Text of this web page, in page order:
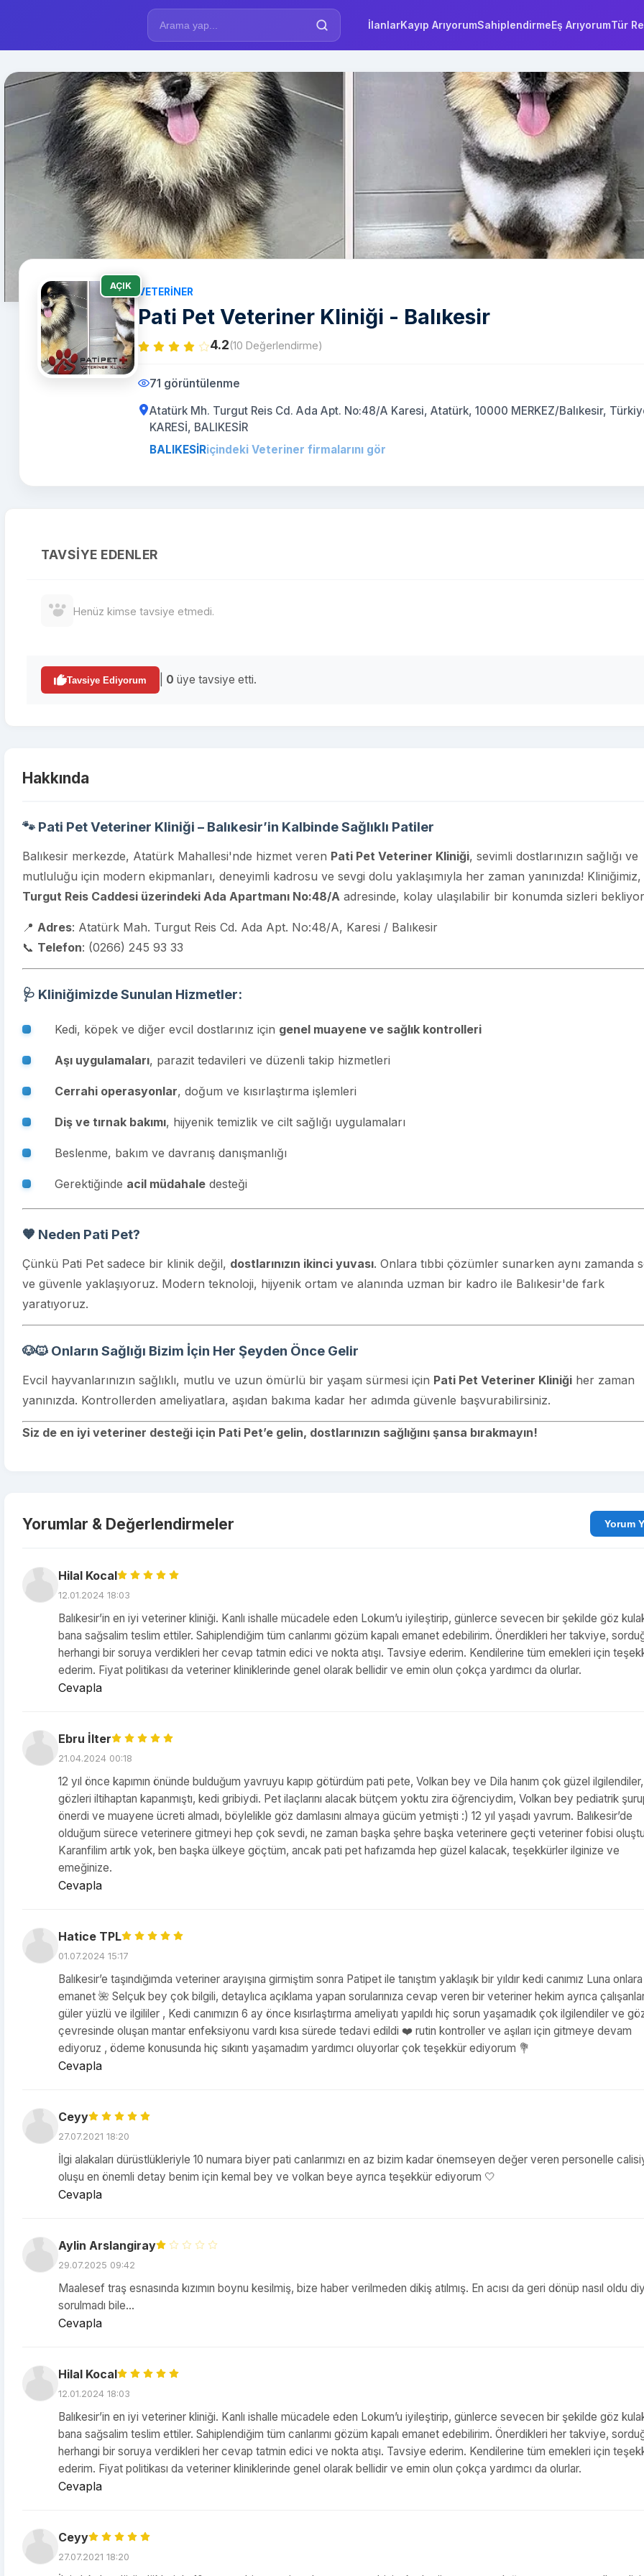
İlanlarKayıp ArıyorumSahiplendirmeEş ArıyorumTür
AÇIK
VETERINER
Pati Pet Veteriner Kliniği - Balıkesir
4.2(10 Değerlendirme)
71 görüntülenme
Atatürk Mh. Turgut Reis Cd. Ada Apt. No:48/A Karesi, Atatürk, 10000 MERKEZ/Balıkesir,
KARESİ, BALIKESİR
BALIKESİRiçindeki Veteriner firmalarını gör
TAVSIYE EDENLER
Henüz kimse tavsiye etmedi.
Tavsiye Ediyorum 0 üye tavsiye etti.
Hakkında
🐾 Pati Pet Veteriner Kliniği – Balıkesir’in Kalbinde Sağlıklı Patiler
Balıkesir merkezde, Atatürk Mahallesi'nde hizmet veren Pati Pet Veteriner Kliniği, sevimli dostlarınızın sağlığı ve
mutluluğu için modern ekipmanları, deneyimli kadrosu ve sevgi dolu yaklaşımıyla her zaman yanınızda! Kliniğimiz,
Turgut Reis Caddesi üzerindeki Ada Apartmanı No:48/A adresinde, kolay ulaşılabilir bir konumda sizleri
📍 Adres: Atatürk Mah. Turgut Reis Cd. Ada Apt. No:48/A, Karesi / Balıkesir
📞 Telefon: (0266) 245 93 33
🩺 Kliniğimizde Sunulan Hizmetler:
Kedi, köpek ve diğer evcil dostlarınız için genel muayene ve sağlık kontrolleri
Aşı uygulamaları, parazit tedavileri ve düzenli takip hizmetleri
Cerrahi operasyonlar, doğum ve kısırlaştırma işlemleri
Diş ve tırnak bakımı, hijyenik temizlik ve cilt sağlığı uygulamaları
Beslenme, bakım ve davranış danışmanlığı
Gerektiğinde acil müdahale desteği
🧡 Neden Pati Pet?
Çünkü Pati Pet sadece bir klinik değil, dostlarınızın ikinci yuvası. Onlara tıbbi çözümler sunarken aynı zamanda
ve güvenle yaklaşıyoruz. Modern teknoloji, hijyenik ortam ve alanında uzman bir kadro ile Balıkesir'de fark
yaratıyoruz.
🐶🐱 Onların Sağlığı Bizim İçin Her Şeyden Önce Gelir
Evcil hayvanlarınızın sağlıklı, mutlu ve uzun ömürlü bir yaşam sürmesi için Pati Pet Veteriner Kliniği her zaman
yanınızda. Kontrollerden ameliyatlara, aşıdan bakıma kadar her adımda güvenle başvurabilirsiniz.
Siz de en iyi veteriner desteği için Pati Pet’e gelin, dostlarınızın sağlığını şansa bırakmayın!
Yorumlar & Değerlendirmeler
Hilal Kocal
12.01.2024 18:03
Balıkesir’in en iyi veteriner kliniği. Kanlı ishalle mücadele eden Lokum’u iyileştirip, günlerce sevecen bir şekilde göz
bana sağsalim teslim ettiler. Sahiplendiğim tüm canlarımı gözüm kapalı emanet edebilirim. Önerdikleri her takviye,
herhangi bir soruya verdikleri her cevap tatmin edici ve nokta atışı. Tavsiye ederim. Kendilerine tüm emekleri için
ederim. Fiyat politikası da veteriner kliniklerinde genel olarak bellidir ve emin olun çokça yardımcı da olurlar.
Cevapla
Ebru İlter
21.04.2024 00:18
12 yıl önce kapımın önünde bulduğum yavruyu kapıp götürdüm pati pete, Volkan bey ve Dila hanım çok güzel ilgilendiler,
gözleri iltihaptan kapanmıştı, kedi gribiydi. Pet ilaçlarını alacak bütçem yoktu zira öğrenciydim, Volkan bey pediatrik
önerdi ve muayene ücreti almadı, böylelikle göz damlasını almaya gücüm yetmişti :) 12 yıl yaşadı yavrum. Balıkesir’de
olduğum sürece veterinere gitmeyi hep çok sevdi, ne zaman başka şehre başka veterinere geçti veteriner fobisi
Karanfilim artık yok, ben başka ülkeye göçtüm, ancak pati pet hafızamda hep güzel kalacak, teşekkürler ilginize ve
emeğinize.
Cevapla
Hatice TPL
01.07.2024 15:17
Balıkesir’e taşındığımda veteriner arayışına girmiştim sonra Patipet ile tanıştım yaklaşık bir yıldır kedi canımız Luna onlara
emanet 🌺 Selçuk bey çok bilgili, detaylıca açıklama yapan sorularınıza cevap veren bir veteriner hekim ayrıca
güler yüzlü ve ilgililer , Kedi canımızın 6 ay önce kısırlaştırma ameliyatı yapıldı hiç sorun yaşamadık çok ilgilendiler ve
çevresinde oluşan mantar enfeksiyonu vardı kısa sürede tedavi edildi ❤️ rutin kontroller ve aşıları için gitmeye devam
ediyoruz , ödeme konusunda hiç sıkıntı yaşamadım yardımcı oluyorlar çok teşekkür ediyorum 💐
Cevapla
Ceyy
27.07.2021 18:20
İlgi alakaları dürüstlükleriyle 10 numara biyer pati canlarımızı en az bizim kadar önemseyen değer veren personelle
oluşu en önemli detay benim için kemal bey ve volkan beye ayrıca teşekkür ediyorum 🤍
Cevapla
Aylin Arslangiray
29.07.2025 09:42
Maalesef traş esnasında kızımın boynu kesilmiş, bize haber verilmeden dikiş atılmış. En acısı da geri dönüp nasıl oldu
sorulmadı bile...
Cevapla
Hilal Kocal
12.01.2024 18:03
Balıkesir’in en iyi veteriner kliniği. Kanlı ishalle mücadele eden Lokum’u iyileştirip, günlerce sevecen bir şekilde göz
bana sağsalim teslim ettiler. Sahiplendiğim tüm canlarımı gözüm kapalı emanet edebilirim. Önerdikleri her takviye,
herhangi bir soruya verdikleri her cevap tatmin edici ve nokta atışı. Tavsiye ederim. Kendilerine tüm emekleri için
ederim. Fiyat politikası da veteriner kliniklerinde genel olarak bellidir ve emin olun çokça yardımcı da olurlar.
Cevapla
Ceyy
27.07.2021 18:20